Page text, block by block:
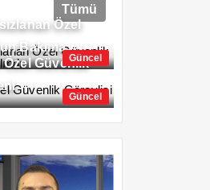
Tümü
Güncel
Özel
Bakıma
Güncel
Özel Güvenlik